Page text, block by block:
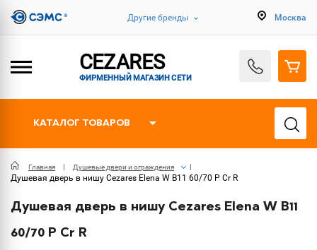
Другие бренды Москва
CEZARES
ФИРМЕННЫЙ МАГАЗИН СЕТИ
КАТАЛОГ ТОВАРОВ
Главная Душевые двери и ограждения
Душевая дверь в нишу Cezares Elena W B11 60/70 P Cr R
Душевая дверь в нишу Cezares Elena W B11
60/70 P Cr R